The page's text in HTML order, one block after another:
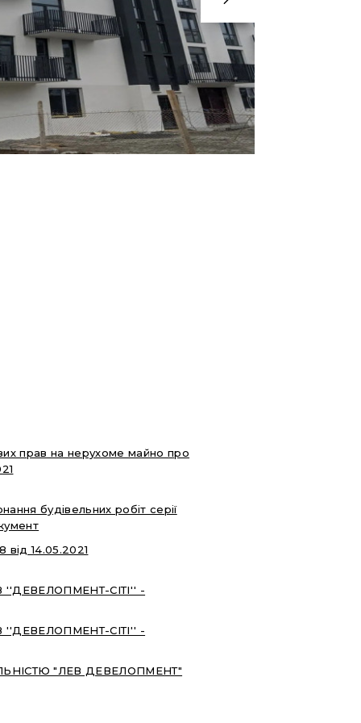
прав на нерухоме майно про
будівельних робіт серії
14.05.2021
''ДЕВЕЛОПМЕНТ-СІТІ'' -
''ДЕВЕЛОПМЕНТ-СІТІ'' -
"ЛЕВ ДЕВЕЛОПМЕНТ"